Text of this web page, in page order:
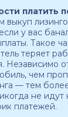
платить
выкуп
у вас
Такое
теряет
Независимо
чем
— тем
не идут
платежей.